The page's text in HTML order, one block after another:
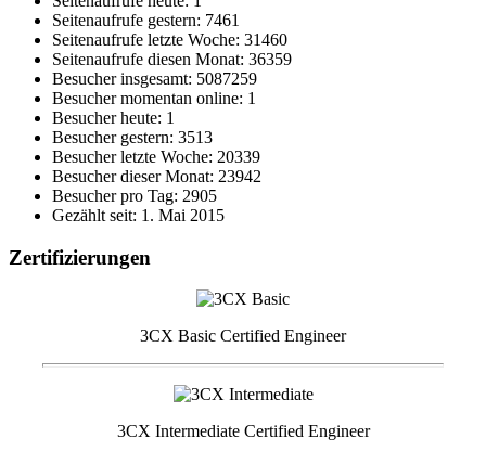
Seitenaufrufe gestern: 7461
Seitenaufrufe letzte Woche: 31460
Seitenaufrufe diesen Monat: 36359
Besucher insgesamt: 5087259
Besucher momentan online: 1
Besucher heute: 1
Besucher gestern: 3513
Besucher letzte Woche: 20339
Besucher dieser Monat: 23942
Besucher pro Tag: 2905
Gezählt seit: 1. Mai 2015
Zertifizierungen
3CX Basic Certified Engineer
3CX Intermediate Certified Engineer